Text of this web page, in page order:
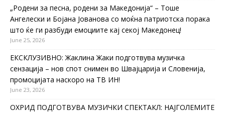
„Родени за песна, родени за Македонија“ – Тоше
Ангелески и Бојана Јованова со моќна патриотска порака
што ќе ги разбуди емоциите кај секој Македонец!
June 25, 2026
ЕКСКЛУЗИВНО: Жаклина Жаки подготвува музичка
сензација – нов спот снимен во Швајцарија и Словенија,
промоцијата наскоро на ТВ ИН!
June 23, 2026
ОХРИД ПОДГОТВУВА МУЗИЧКИ СПЕКТАКЛ: НАЈГОЛЕМИТЕ